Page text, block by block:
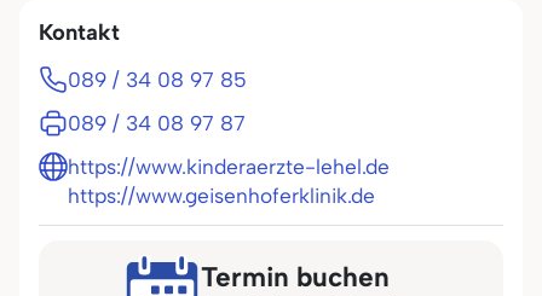
Kontakt
089 / 34 08 97 85
089 / 34 08 97 87
https://www.kinderaerzte-lehel.de
https://www.geisenhoferklinik.de
Termin buchen